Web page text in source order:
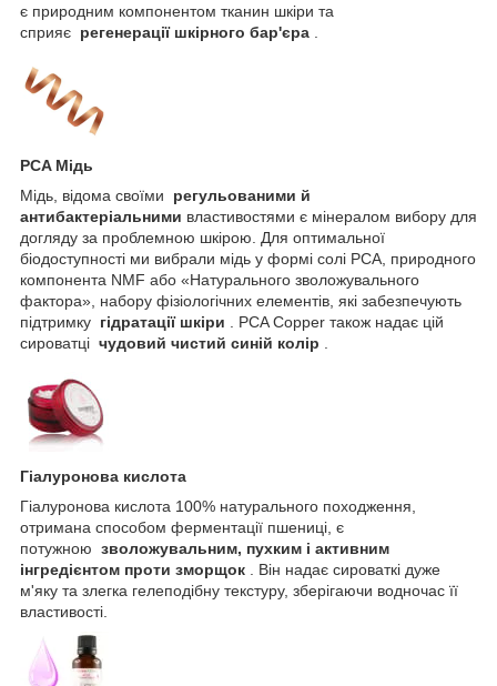
є природним компонентом тканин шкіри та
сприяє регенерації шкірного бар'єра
PCA Мідь
Мідь, відома своїми регульованими й
антибактеріальними властивостями є мінералом вибору для
догляду за проблемною шкірою. Для оптимальної
біодоступності ми вибрали мідь у формі солі PCA, природного
компонента NMF або «Натурального зволожувального
фактора», набору фізіологічних елементів, які забезпечують
підтримку гідратації шкіри . PCA Copper також надає цій
сироватці чудовий чистий синій колір
Гіалуронова кислота
Гіалуронова кислота 100% натурального походження,
отримана способом ферментації пшениці, є
потужною зволожувальним, пухким і активним
інгредієнтом проти зморщок . Він надає сироваткі дуже
м'яку та злегка гелеподібну текстуру, зберігаючи водночас її
властивості.